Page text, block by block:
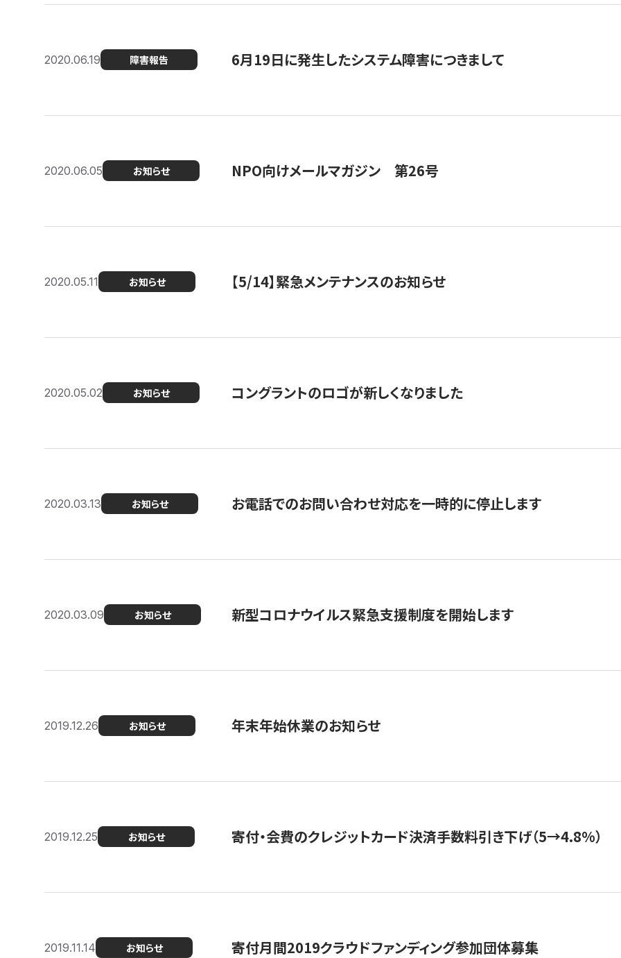
2020.06.19 障害報告 6月19日に発生したシステム障害につきまして
2020.06.05 お知らせ NPO向けメールマガジン 第26号
2020.05.11 お知らせ 【5/14】緊急メンテナンスのお知らせ
2020.05.02 お知らせ コングラントのロゴが新しくなりました
2020.03.13 お知らせ お電話でのお問い合わせ対応を一時的に停止します
2020.03.09 お知らせ 新型コロナウイルス緊急支援制度を開始します
2019.12.26 お知らせ 年末年始休業のお知らせ
2019.12.25 お知らせ 寄付・会費のクレジットカード決済手数料引き下げ（5→4.8%）
2019.11.14 お知らせ 寄付月間2019クラウドファンディング参加団体募集